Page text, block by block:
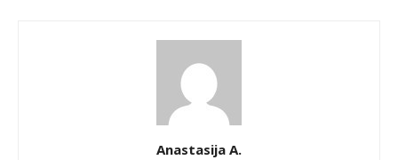
Anastasija A.